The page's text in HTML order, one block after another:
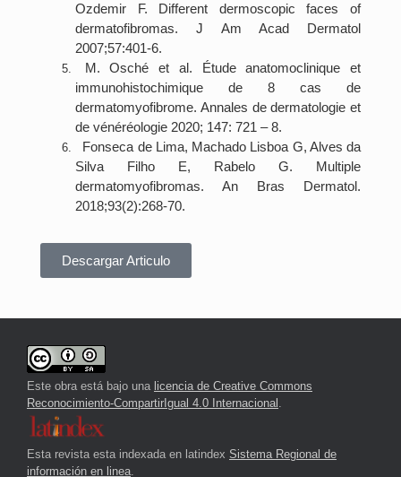
Ozdemir F. Different dermoscopic faces of
dermatofibromas. J Am Acad Dermatol
2007;57:401-6.
M. Osché et al. Étude anatomoclinique et
immunohistochimique de 8 cas de
dermatomyofibrome. Annales de dermatologie et
de vénéréologie 2020; 147: 721 – 8.
Fonseca de Lima, Machado Lisboa G, Alves da
Silva Filho E, Rabelo G. Multiple
dermatomyofibromas. An Bras Dermatol.
2018;93(2):268-70.
Descargar Articulo
Este obra está bajo una licencia de Creative Commons
Reconocimiento-CompartirIgual 4.0 Internacional
Esta revista esta indexada en latindex Sistema Regional de
información en linea